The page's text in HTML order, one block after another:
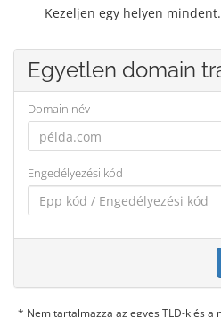
Kezeljen egy helyen
Egyetlen domain
Domain név
Engedélyezési kód
* Nem tartalmazza az egyes TLD-k és